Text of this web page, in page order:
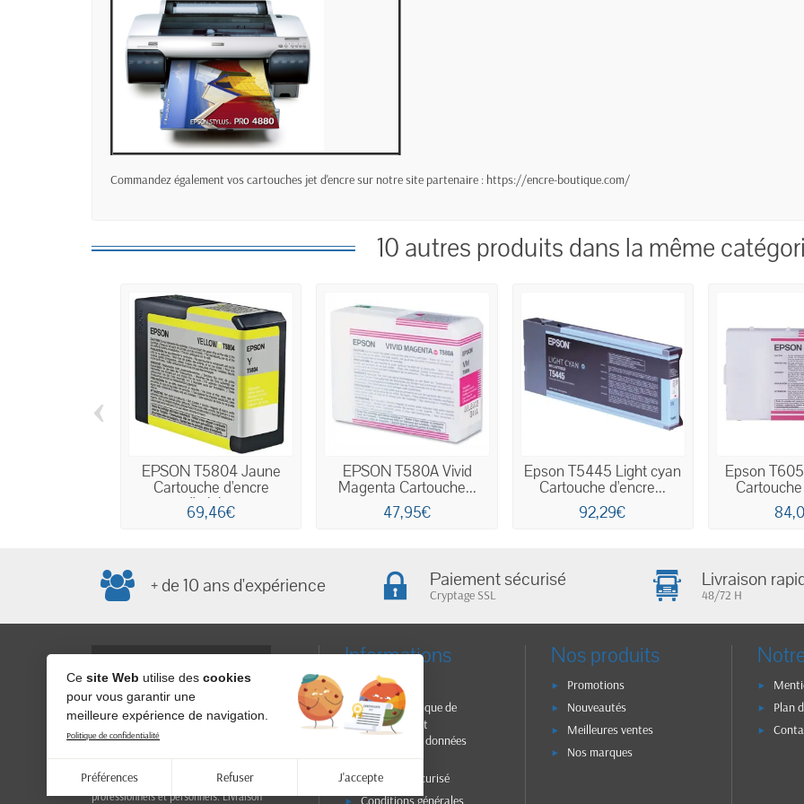
Cesite Web utilise descookies
pour vous garantir une
meilleure expérience de navigation.
Politique de confidentialité
Préférences Refuser J'accepte
Commandez également vos cartouches jet d'encre sur notre site partenaire : https://encre-boutique.com/
10 autres produits dans la même
EPSON T5804 Jaune
Cartouche d'encre
d'origine
69,46€
EPSON T580A Vivid
Magenta Cartouche...
47,95€
Epson T5445 Light cyan
Cartouche d'encre...
92,29€
Epson
‹
+ de 10 ans d'expérience Paiement sécurisé
Cryptage SSL
Livraison
48/72 H
Achetez vos cartouches d'encre de
marque sur Mega-Discount.fr et profitez
garantissent une qualité d'impression
optimale pour vos documents
professionnels et personnels. Livraison
Informations
Livraison
RGPD - Politique de
confidentialité et
d'utilisation des données
Paiement sécurisé
Conditions générales
Nos produits
Promotions
Nouveautés
Meilleures ventes
Nos marques
Plan